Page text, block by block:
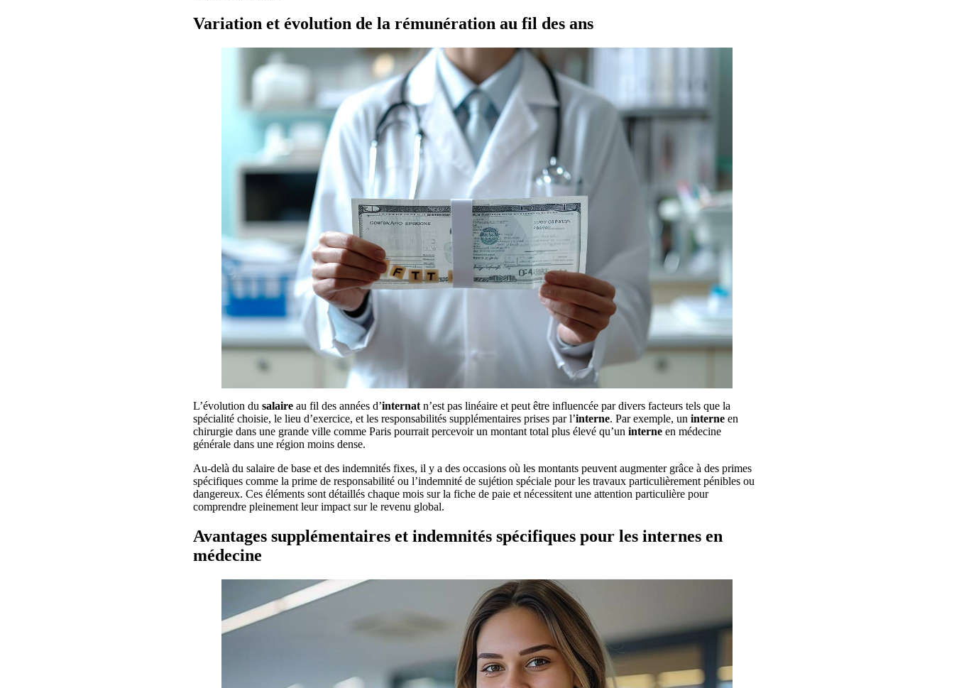
Variation et évolution de la rémunération au fil des ans
L’évolution du salaire au fil des années d’internat n’est pas linéaire et peut être influencée par divers facteurs tels que la
spécialité choisie, le lieu d’exercice, et les responsabilités supplémentaires prises par l’interne. Par exemple, un interne en
chirurgie dans une grande ville comme Paris pourrait percevoir un montant total plus élevé qu’un interne en médecine
générale dans une région moins dense.
Au-delà du salaire de base et des indemnités fixes, il y a des occasions où les montants peuvent augmenter grâce à des primes
spécifiques comme la prime de responsabilité ou l’indemnité de sujétion spéciale pour les travaux particulièrement pénibles ou
dangereux. Ces éléments sont détaillés chaque mois sur la fiche de paie et nécessitent une attention particulière pour
comprendre pleinement leur impact sur le revenu global.
Avantages supplémentaires et indemnités spécifiques pour les internes en
médecine